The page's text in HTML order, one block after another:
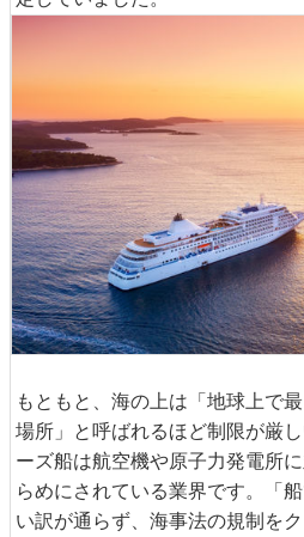
もともと、海の上は「地球上で
場所」と呼ばれるほど制限が厳
ーズ船は航空機や原子力発電所
らめにされている業界です。「
い訳が通らず、海事法の規制を